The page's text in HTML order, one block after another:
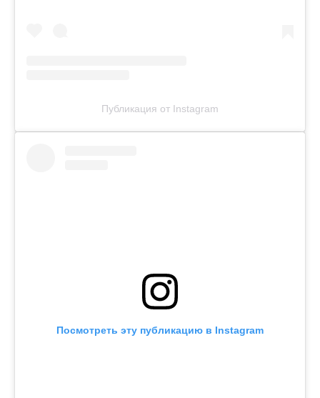
Публикация от Instagram
Посмотреть эту публикацию в Instagram